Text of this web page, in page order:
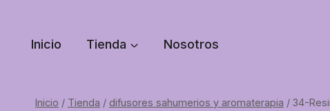
contenido
Inicio Tienda Nosotros
Inicio / Tienda / difusores sahumerios y aromaterapia / 34-